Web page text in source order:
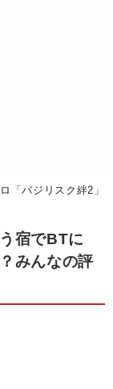
「バジリスク絆2」
宿でBTに
みんなの評